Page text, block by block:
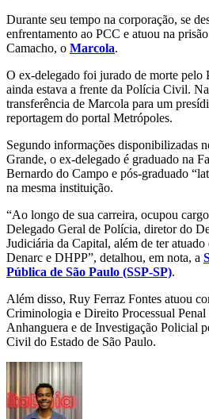
Durante seu tempo na corporação, se
enfrentamento ao PCC e atuou na
Camacho, o Marcola.
O ex-delegado foi jurado de morte pelo
ainda estava a frente da Polícia Civil.
transferência de Marcola para um
reportagem do portal Metrópoles.
Segundo informações disponibilizadas
Grande, o ex-delegado é graduado na
Bernardo do Campo e pós-graduado
na mesma instituição.
“Ao longo de sua carreira, ocupou
Delegado Geral de Polícia, diretor do
Judiciária da Capital, além de ter
Denarc e DHPP”, detalhou, em nota, a
Pública de São Paulo (SSP-SP).
Além disso, Ruy Ferraz Fontes atuou
Criminologia e Direito Processual
Anhanguera e de Investigação Policial
Civil do Estado de São Paulo.